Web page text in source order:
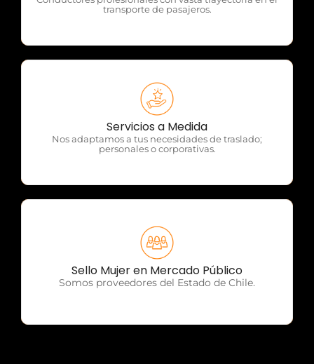
transporte de pasajeros.
Servicios a Medida
Nos adaptamos a tus necesidades de traslado;
personales o corporativas.
OTP Servicios
Sello Mujer en Mercado Público
Somos proveedores del Estado de Chile.
OTP Servicios